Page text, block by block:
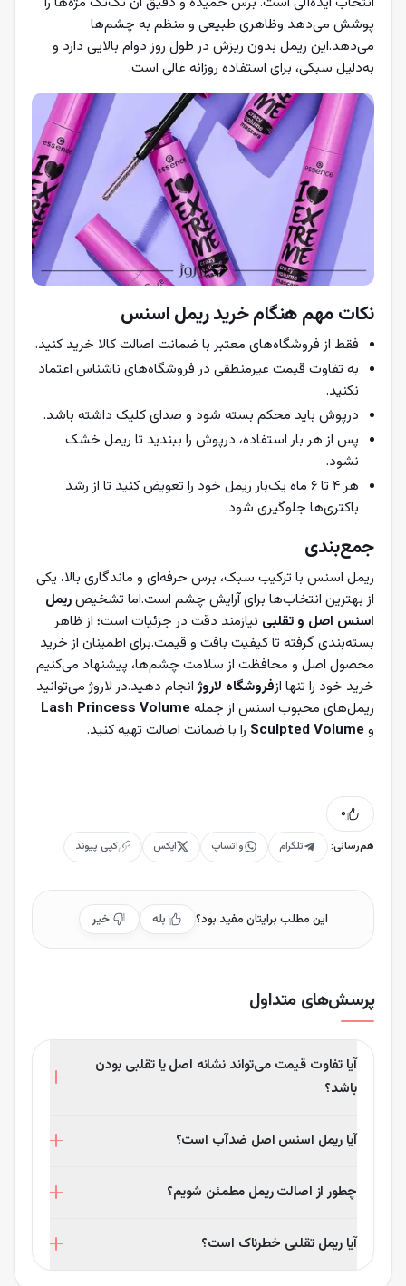
پوشش می‌دهد وظاهری طبیعی و منظم به چشم‌ها
می‌دهد.این ریمل بدون ریزش در طول روز دوام بالایی دارد و
به‌دلیل سبکی، برای استفاده روزانه عالی است.
نکات مهم هنگام خرید ریمل اسنس
فقط از فروشگاه‌های معتبر با ضمانت اصالت کالا خرید کنید.
به تفاوت قیمت غیرمنطقی در فروشگاه‌های ناشناس اعتماد
نکنید.
درپوش باید محکم بسته شود و صدای کلیک داشته باشد.
پس از هر بار استفاده، درپوش را ببندید تا ریمل خشک
نشود.
هر ۴ تا ۶ ماه یک‌بار ریمل خود را تعویض کنید تا از رشد
باکتری‌ها جلوگیری شود.
جمع‌بندی
ریمل اسنس با ترکیب سبک، برس حرفه‌ای و ماندگاری بالا، یکی
از بهترین انتخاب‌ها برای آرایش چشم است.اما تشخیصریمل
اسنس اصل و تقلبی نیازمند دقت در جزئیات است؛ از ظاهر
بسته‌بندی گرفته تا کیفیت بافت و قیمت.برای اطمینان از خرید
محصول اصل و محافظت از سلامت چشم‌ها، پیشنهاد می‌کنیم
خرید خود را تنها ازفروشگاه لاروژانجام دهید.در لاروژ می‌توانید
ریمل‌های محبوب اسنس از جملهLash Princess Volume
وSculpted Volume را با ضمانت اصالت تهیه کنید.
۰
هم‌رسانی: تلگرام واتساپ ایکس کپی پیوند
این مطلب برایتان مفید بود؟ بله خیر
پرسش‌های متداول
آیا تفاوت قیمت می‌تواند نشانه اصل یا تقلبی بودن
باشد؟
است. محصولات اصل اسنس قیمت جهانی ثابتی دارند.
آیا ریمل اسنس اصل ضدآب است؟
ضدآب دارند. قبل از خرید توضیحات محصول را در فروشگاه
چطور از اصالت ریمل مطمئن شویم؟
مانند لاروژ می‌توانید از اصالت کالا اطمینان پیدا کنید.
آیا ریمل تقلبی خطرناک است؟